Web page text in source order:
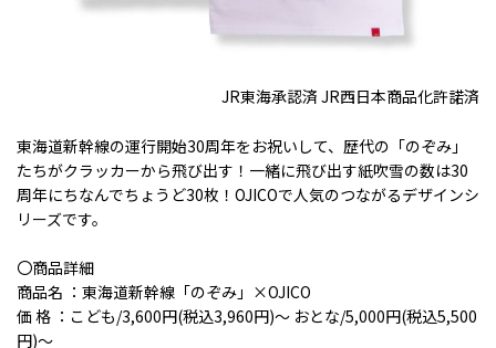
JR東海承認済 JR西日本商品化許諾済
東海道新幹線の運行開始30周年をお祝いして、歴代の「のぞみ」
たちがクラッカーから飛び出す！一緒に飛び出す紙吹雪の数は30
周年にちなんでちょうど30枚！OJICOで人気のつながるデザインシ
リーズです。
〇商品詳細
商品名 ：東海道新幹線「のぞみ」×OJICO
価 格 ：こども/3,600円(税込3,960円)～ おとな/5,000円(税込5,500
円)～